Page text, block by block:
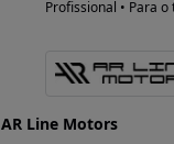
Profissional • Para o
AR Line Motors